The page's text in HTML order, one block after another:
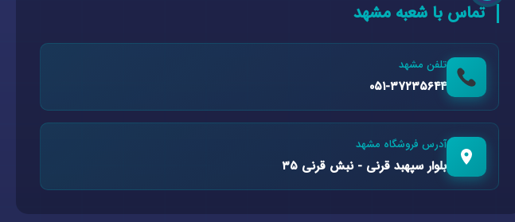
تماس با شعبه مشهد
تلفن مشهد
۰۵۱-۳۷۲۳۵۶۴۴
آدرس فروشگاه مشهد
بلوار سپهبد قرنی - نبش قرنی ۳۵